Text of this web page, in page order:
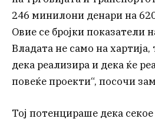
246 минилони денари на
Овие се бројки показатели
Владата не само на хартија,
дека реализира и дека ќе
повеќе проекти“, посочи
Тој потенцираше дека